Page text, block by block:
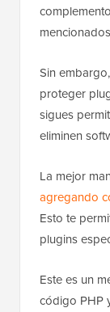
Sin
proteger
sigues
eliminen
La mejor
agregando
Esto te
plugins
Este es un
código PHP